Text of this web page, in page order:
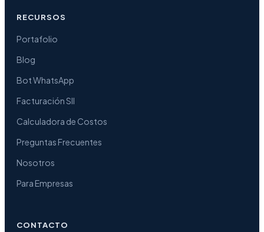
RECURSOS
Portafolio
Blog
Bot WhatsApp
Facturación SII
Calculadora de Costos
Preguntas Frecuentes
Nosotros
Para Empresas
CONTACTO